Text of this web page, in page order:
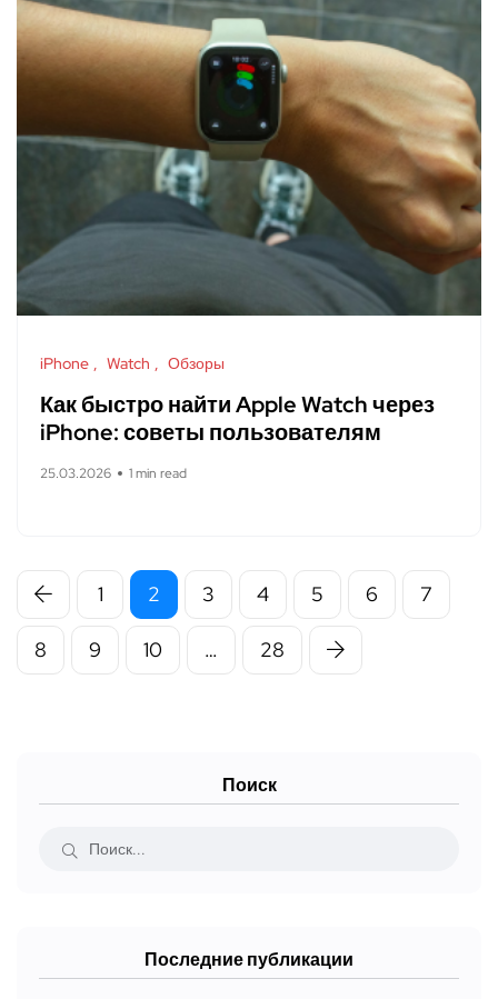
iPhone Watch Обзоры
Как быстро найти Apple Watch через
iPhone: советы пользователям
25.03.2026 1 min read
1 2 3 4 5 6 7
8 9 10 … 28
Поиск
Последние публикации